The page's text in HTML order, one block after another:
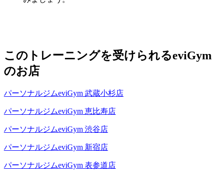
このトレーニングを受けられるeviGym
のお店
パーソナルジムeviGym 武蔵小杉店
パーソナルジムeviGym 恵比寿店
パーソナルジムeviGym 渋谷店
パーソナルジムeviGym 新宿店
パーソナルジムeviGym 表参道店